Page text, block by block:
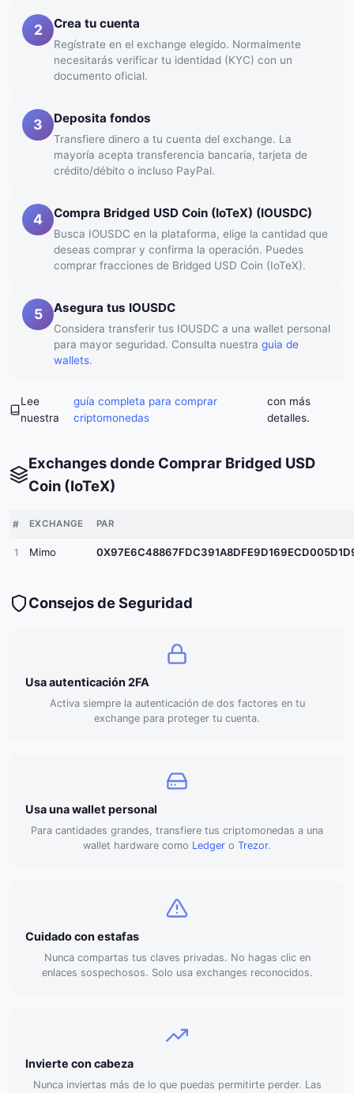
2 Crea tu cuenta
Regístrate en el exchange elegido. Normalmente
necesitarás verificar tu identidad (KYC) con un
documento oficial.
3 Deposita fondos
Transfiere dinero a tu cuenta del exchange. La
mayoría acepta transferencia bancaria, tarjeta de
crédito/débito o incluso PayPal.
4 Compra Bridged USD Coin (IoTeX) (IOUSDC)
Busca IOUSDC en la plataforma, elige la cantidad que
deseas comprar y confirma la operación. Puedes
comprar fracciones de Bridged USD Coin (IoTeX).
5 Asegura tus IOUSDC
Considera transferir tus IOUSDC a una wallet personal
para mayor seguridad. Consulta nuestra guia de
wallets.
Lee
nuestra
guía completa para comprar
criptomonedas
con más
detalles.
Exchanges donde Comprar Bridged USD
Coin (IoTeX)
# EXCHANGE PAR
1 Mimo
Consejos de Seguridad
Usa autenticación 2FA
Activa siempre la autenticación de dos factores en tu
exchange para proteger tu cuenta.
Usa una wallet personal
Para cantidades grandes, transfiere tus criptomonedas a una
wallet hardware como Ledger o Trezor.
Cuidado con estafas
Nunca compartas tus claves privadas. No hagas clic en
enlaces sospechosos. Solo usa exchanges reconocidos.
Invierte con cabeza
Nunca inviertas más de lo que puedas permitirte perder. Las